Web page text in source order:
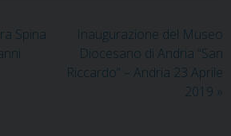
Spina
Inaugurazione del Museo
Diocesano di Andria “San
Riccardo” – Andria 23 Aprile
2019 »